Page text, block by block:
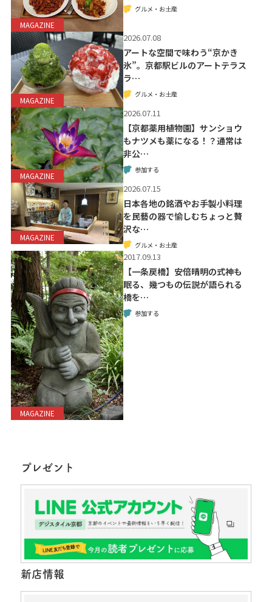
MAGAZINE
グルメ・お土産
MAGAZINE
2026.07.08
アートな空間で味わう“京かき
氷”。京都駅ビルのアートテラス
ラ…
グルメ・お土産
MAGAZINE
2026.07.11
【京都薬用植物園】サンショウ
もナツメも薬になる！？通常は
非公…
参加する
MAGAZINE
2026.07.15
日本各地の銘酒やお手製小料理
を民藝の器で愉しむちょっと贅
沢な…
グルメ・お土産
MAGAZINE
2017.09.13
【一条戻橋】安倍晴明の式神も
眠る、幾つもの伝説が語られる
橋を…
参加する
プレゼント
新店情報